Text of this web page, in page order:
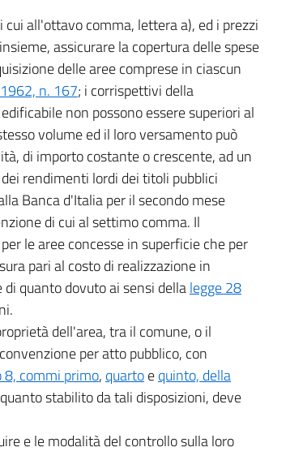
all'ottavo comma, lettera a), ed i prezzi
assicurare la copertura delle spese
delle aree comprese in ciascun
n. 167; i corrispettivi della
non possono essere superiori al
volume ed il loro versamento può
di importo costante o crescente, ad un
rendimenti lordi dei titoli pubblici
Banca d'Italia per il secondo mese
di cui al settimo comma. Il
le aree concesse in superficie che per
pari al costo di realizzazione in
quanto dovuto ai sensi dellalegge 28
dell'area, tra il comune, o il
per atto pubblico, con
8, commi primo, quartoequinto, della
stabilito da tali disposizioni, deve
e le modalità del controllo sulla loro